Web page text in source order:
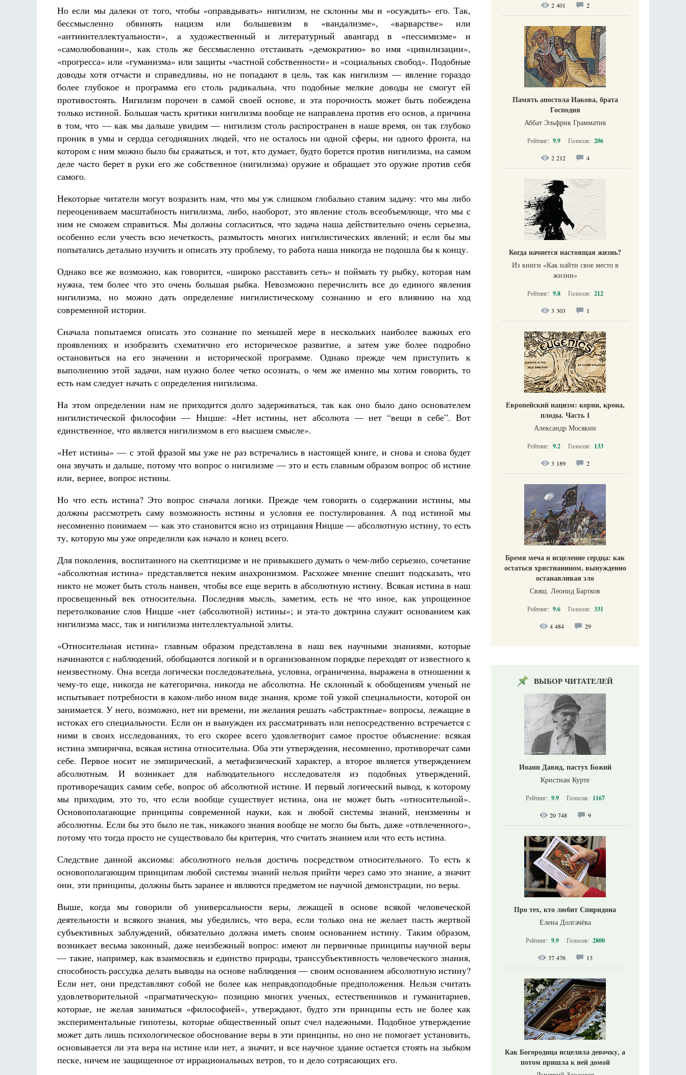
Но если мы далеки от того, чтобы «оправдывать» нигилизм, не склонны мы и «осуждать» его. Так,
бессмысленно обвинять нацизм или большевизм в «вандализме», «варварстве» или
«антиинтеллектуальности», а художественный и литературный авангард в «пессимизме» и
«самолюбовании», как столь же бессмысленно отстаивать «демократию» во имя «цивилизации»,
«прогресса» или «гуманизма» или защиты «частной собственности» и «социальных свобод». Подобные
доводы хотя отчасти и справедливы, но не попадают в цель, так как нигилизм — явление гораздо
более глубокое и программа его столь радикальна, что подобные мелкие доводы не смогут ей
противостоять. Нигилизм порочен в самой своей основе, и эта порочность может быть побеждена
только истиной. Большая часть критики нигилизма вообще не направлена против его основ, а причина
в том, что — как мы дальше увидим — нигилизм столь распространен в наше время, он так глубоко
проник в умы и сердца сегодняшних людей, что не осталось ни одной сферы, ни одного фронта, на
котором с ним можно было бы сражаться, и тот, кто думает, будто борется против нигилизма, на самом
деле часто берет в руки его же собственное (нигилизма) оружие и обращает это оружие против себя
самого.
Некоторые читатели могут возразить нам, что мы уж слишком глобально ставим задачу: что мы либо
переоцениваем масштабность нигилизма, либо, наоборот, это явление столь всеобъемлюще, что мы с
ним не сможем справиться. Мы должны согласиться, что задача наша действительно очень серьезна,
особенно если учесть всю нечеткость, размытость многих нигилистических явлений; и если бы мы
попытались детально изучить и описать эту проблему, то работа наша никогда не подошла бы к концу.
Однако все же возможно, как говорится, «широко расставить сеть» и поймать ту рыбку, которая нам
нужна, тем более что это очень большая рыбка. Невозможно перечислить все до единого явления
нигилизма, но можно дать определение нигилистическому сознанию и его влиянию на ход
современной истории.
Сначала попытаемся описать это сознание по меньшей мере в нескольких наиболее важных его
проявлениях и изобразить схематично его историческое развитие, а затем уже более подробно
остановиться на его значении и исторической программе. Однако прежде чем приступить к
выполнению этой задачи, нам нужно более четко осознать, о чем же именно мы хотим говорить, то
есть нам следует начать с определения нигилизма.
На этом определении нам не приходится долго задерживаться, так как оно было дано основателем
нигилистической философии — Ницше: «Нет истины, нет абсолюта — нет “вещи в себе”. Вот
единственное, что является нигилизмом в его высшем смысле».
«Нет истины» — с этой фразой мы уже не раз встречались в настоящей книге, и снова и снова будет
она звучать и дальше, потому что вопрос о нигилизме — это и есть главным образом вопрос об истине
или, вернее, вопрос истины.
Но что есть истина? Это вопрос сначала логики. Прежде чем говорить о содержании истины, мы
должны рассмотреть саму возможность истины и условия ее постулирования. А под истиной мы
несомненно понимаем — как это становится ясно из отрицания Ницше — абсолютную истину, то есть
ту, которую мы уже определили как начало и конец всего.
Для поколения, воспитанного на скептицизме и не привыкшего думать о чем-либо серьезно, сочетание
«абсолютная истина» представляется неким анахронизмом. Расхожее мнение спешит подсказать, что
никто не может быть столь наивен, чтобы все еще верить в абсолютную истину. Всякая истина в наш
просвещенный век относительна. Последняя мысль, заметим, есть не что иное, как упрощенное
перетолкование слов Ницше «нет (абсолютной) истины»; и эта-то доктрина служит основанием как
нигилизма масс, так и нигилизма интеллектуальной элиты.
«Относительная истина» главным образом представлена в наш век научными знаниями, которые
начинаются с наблюдений, обобщаются логикой и в организованном порядке переходят от известного к
неизвестному. Она всегда логически последовательна, условна, ограниченна, выражена в отношении к
чему-то еще, никогда не категорична, никогда не абсолютна. Не склонный к обобщениям ученый не
испытывает потребности в каком-либо ином виде знания, кроме той узкой специальности, которой он
занимается. У него, возможно, нет ни времени, ни желания решать «абстрактные» вопросы, лежащие в
истоках его специальности. Если он и вынужден их рассматривать или непосредственно встречается с
ними в своих исследованиях, то его скорее всего удовлетворит самое простое объяснение: всякая
истина эмпирична, всякая истина относительна. Оба эти утверждения, несомненно, противоречат сами
себе. Первое носит не эмпирический, а метафизический характер, а второе является утверждением
абсолютным. И возникает для наблюдательного исследователя из подобных утверждений,
противоречащих самим себе, вопрос об абсолютной истине. И первый логический вывод, к которому
мы приходим, это то, что если вообще существует истина, она не может быть «относительной».
Основополагающие принципы современной науки, как и любой системы знаний, неизменны и
абсолютны. Если бы это было не так, никакого знания вообще не могло бы быть, даже «отвлеченного»,
потому что тогда просто не существовало бы критерия, что считать знанием или что есть истина.
Следствие данной аксиомы: абсолютного нельзя достичь посредством относительного. То есть к
основополагающим принципам любой системы знаний нельзя прийти через само это знание, а значит
они, эти принципы, должны быть заранее и являются предметом не научной демонстрации, но веры.
Выше, когда мы говорили об универсальности веры, лежащей в основе всякой человеческой
деятельности и всякого знания, мы убедились, что вера, если только она не желает пасть жертвой
субъективных заблуждений, обязательно должна иметь своим основанием истину. Таким образом,
возникает весьма законный, даже неизбежный вопрос: имеют ли первичные принципы научной веры
— такие, например, как взаимосвязь и единство природы, транссубъективность человеческого знания,
способность рассудка делать выводы на основе наблюдения — своим основанием абсолютную истину?
Если нет, они представляют собой не более как неправдоподобные предположения. Нельзя считать
удовлетворительной «прагматическую» позицию многих ученых, естественников и гуманитариев,
которые, не желая заниматься «философией», утверждают, будто эти принципы есть не более как
экспериментальные гипотезы, которые общественный опыт счел надежными. Подобное утверждение
может дать лишь психологическое обоснование веры в эти принципы, но оно не помогает установить,
основывается ли эта вера на истине или нет, а значит, и все научное здание остается стоять на зыбком
песке, ничем не защищенное от иррациональных ветров, то и дело сотрясающих его.
2 401 2
Память апостола Иакова, брата
Господня
Аббат Эльфрик Грамматик
Рейтинг: 9.9 Голосов: 206
2 212 4
Когда начнется настоящая жизнь?
Из книги «Как найти свое место в
жизни​»
Рейтинг: 9.8 Голосов: 212
3 303 1
Европейский нацизм: корни, крона,
плоды. Часть 1
Александр Мосякин
Рейтинг: 9.2 Голосов: 133
3 189 2
Бремя меча и исцеление сердца: как
остаться христианином, вынужденно
останавливая зло
Свящ. Леонид Бартков
Рейтинг: 9.6 Голосов: 331
4 484 29
ВЫБОР ЧИТАТЕЛЕЙ
Иоанн Давид, пастух Божий
Кристиан Курте
Рейтинг: 9.9 Голосов: 1167
20 748 9
Про тех, кто любит Спиридона
Елена Долгачёва
Рейтинг: 9.9 Голосов: 2800
37 476 13
Как Богородица исцелила девочку, а
потом пришла к ней домой